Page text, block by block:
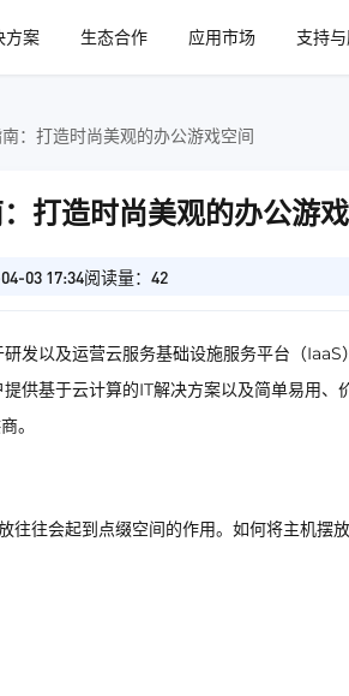
方案 生态合作 应用市场 支持
：打造时尚美观的办公游戏空间
打造时尚美观的办公游
03 17:34阅读量：42
发以及运营云服务基础设施服务平台（
供基于云计算的IT解决方案以及简单易用、
。
往往会起到点缀空间的作用。如何将主机摆